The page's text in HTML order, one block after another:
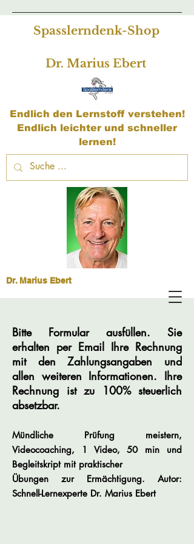
Spasslerndenk-Shop
Dr. Marius Ebert
Endlich den Lernstoff verstehen!
Endlich leichter und schneller
lernen!
Dr. Marius Ebert
Bitte Formular ausfüllen. Sie
erhalten per Email Ihre Rechnung
mit den Zahlungsangaben und
allen weiteren Informationen. Ihre
Rechnung ist zu 100% steuerlich
absetzbar.
Mündliche Prüfung meistern,
Videocoaching, 1 Video, 50 min und
Begleitskript mit praktischer
Übungen zur Ermächtigung. Autor:
Schnell-Lernexperte Dr. Marius Ebert